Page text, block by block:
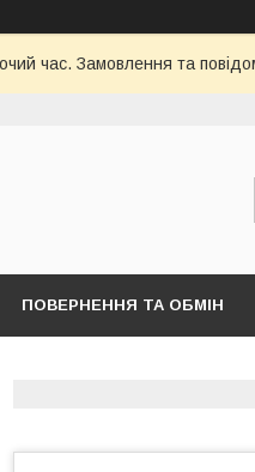
час. Замовлення та
ПОВЕРНЕННЯ ТА ОБМІН